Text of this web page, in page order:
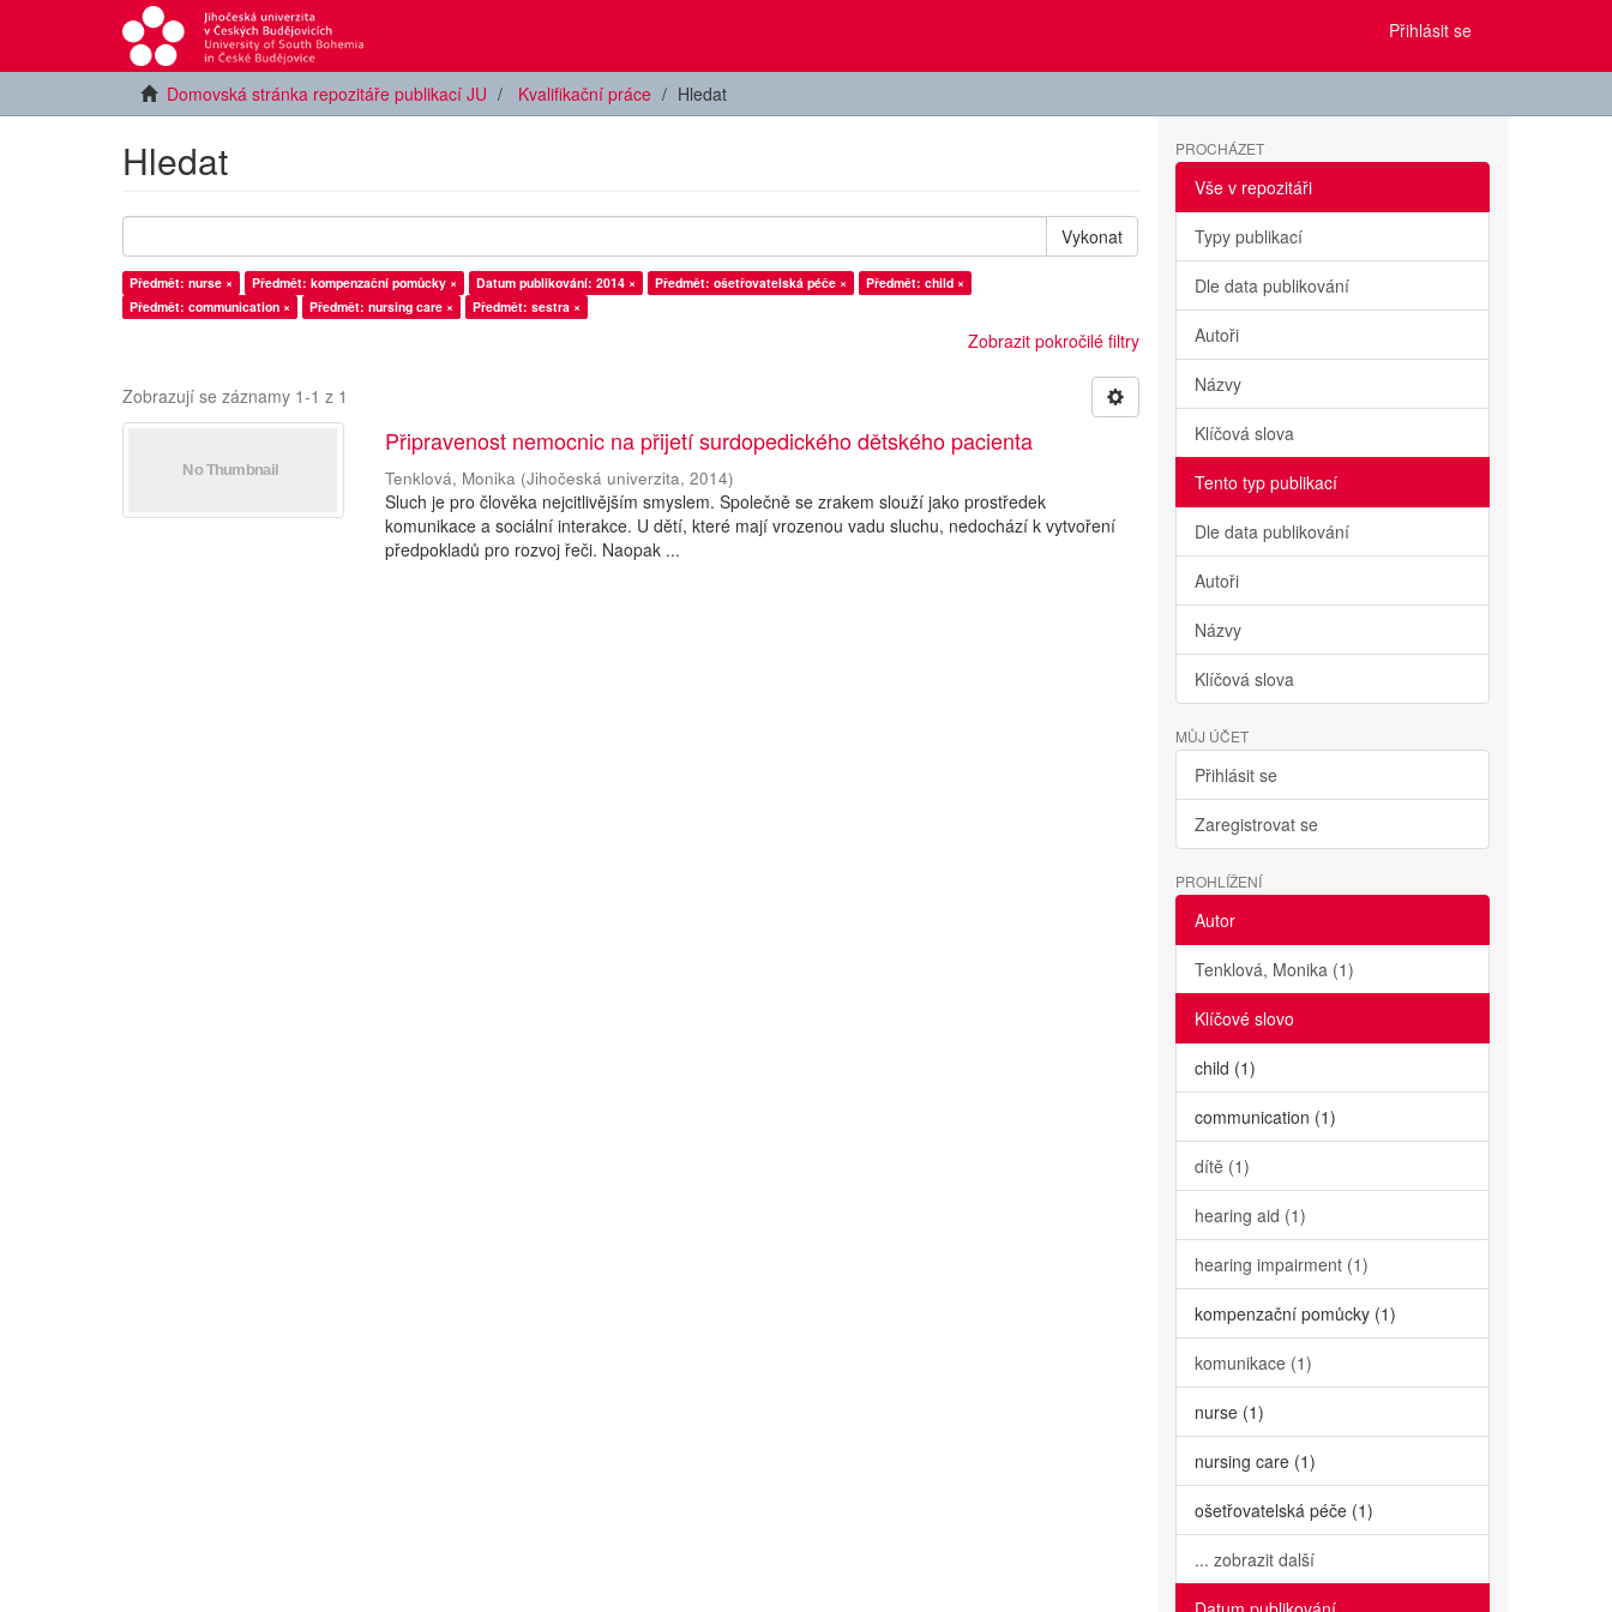
Přihlásit se
Domovská stránka repozitáře publikací JU Kvalifikační práce Hledat
Hledat
Vykonat
Předmět: nurse × Předmět: kompenzační pomůcky × Datum publikování: 2014 × Předmět: ošetřovatelská péče ×
Předmět: child ×
Předmět: communication ×
Předmět: nursing care × Předmět: sestra ×
Zobrazit pokročilé filtry
Zobrazují se záznamy 1-1 z 1
Připravenost nemocnic na přijetí surdopedického dětského pacienta
Tenklová, Monika (Jihočeská univerzita,2014)
Sluch je pro člověka nejcitlivějším smyslem. Společně se zrakem slouží jako prostředek
komunikace a sociální interakce. U dětí, které mají vrozenou vadu sluchu, nedochází k vytvoření
předpokladů pro rozvoj řeči. Naopak ...
PROCHÁZET
Vše v repozitáři
Typy publikací
Dle data publikování
Autoři
Názvy
Klíčová slova
Tento typ publikací
Dle data publikování
Autoři
Názvy
Klíčová slova
MŮJ ÚČET
Přihlásit se
Zaregistrovat se
PROHLÍŽENÍ
Autor
Tenklová, Monika (1)
Klíčové slovo
child (1)
communication (1)
dítě (1)
hearing aid (1)
hearing impairment (1)
kompenzační pomůcky (1)
komunikace (1)
nurse (1)
nursing care (1)
ošetřovatelská péče (1)
... zobrazit další